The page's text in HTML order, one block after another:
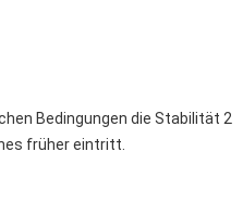
Bedingungen die Stabilität 2
früher eintritt.